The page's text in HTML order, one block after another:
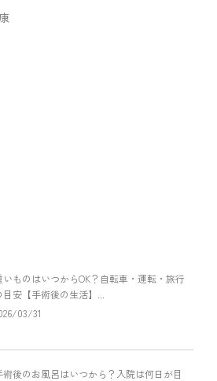
いものはいつからOK？自転車・運転・旅行
目安【手術後の生活】...
03/31
術後のお風呂はいつから？入院は何日が目